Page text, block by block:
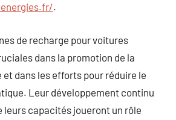
.
de recharge pour voitures
dans la promotion de la
dans les efforts pour réduire le
Leur développement continu
leurs capacités joueront un rôle